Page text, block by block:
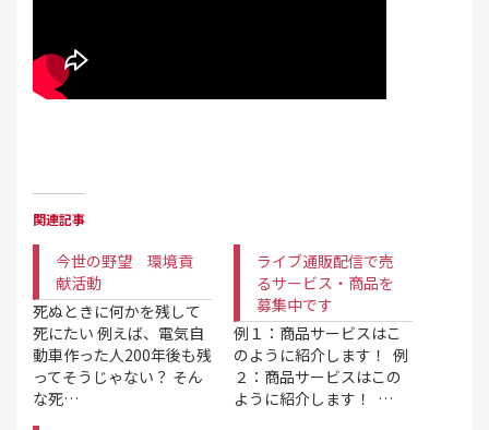
関連記事
今世の野望 環境貢
献活動
死ぬときに何かを残して
死にたい 例えば、電気自
動車作った人200年後も残
ってそうじゃない？ そん
な死…
ライブ通販配信で売
るサービス・商品を
募集中です
例１：商品サービスはこ
のように紹介します！ 例
２：商品サービスはこの
ように紹介します！ …